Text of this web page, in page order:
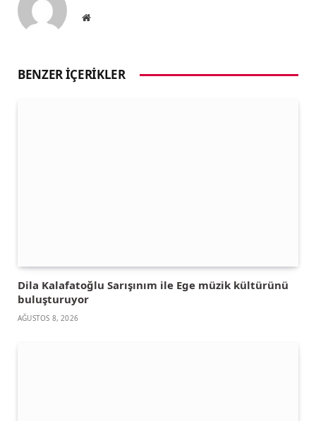
Website
BENZER İÇERIKLER
Dila Kalafatoğlu Sarışınım ile Ege müzik kültürünü
buluşturuyor
AĞUSTOS 8, 2026